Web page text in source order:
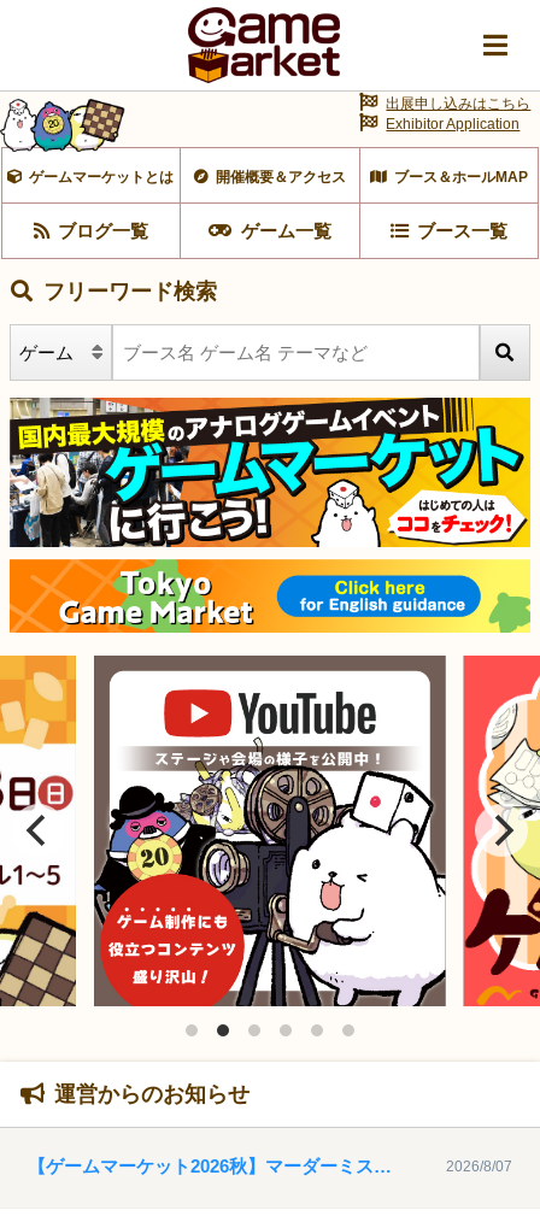
ゲームマーケットとは 開催概要＆アクセス ブース＆ホールMAP
ブログ一覧 ゲーム一覧 ブース一覧
出展申し込みはこちら
Exhibitor Application
フリーワード検索
運営からのお知らせ
【ゲームマーケット2026秋】マーダーミステリー特設ブース参加者募集について 2026/8/07